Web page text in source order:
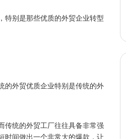
别是那些优质的外贸企业转型
外贸优质企业特别是传统的外
统的外贸工厂往往具备非常强
时间做出一个非常大的爆款，让